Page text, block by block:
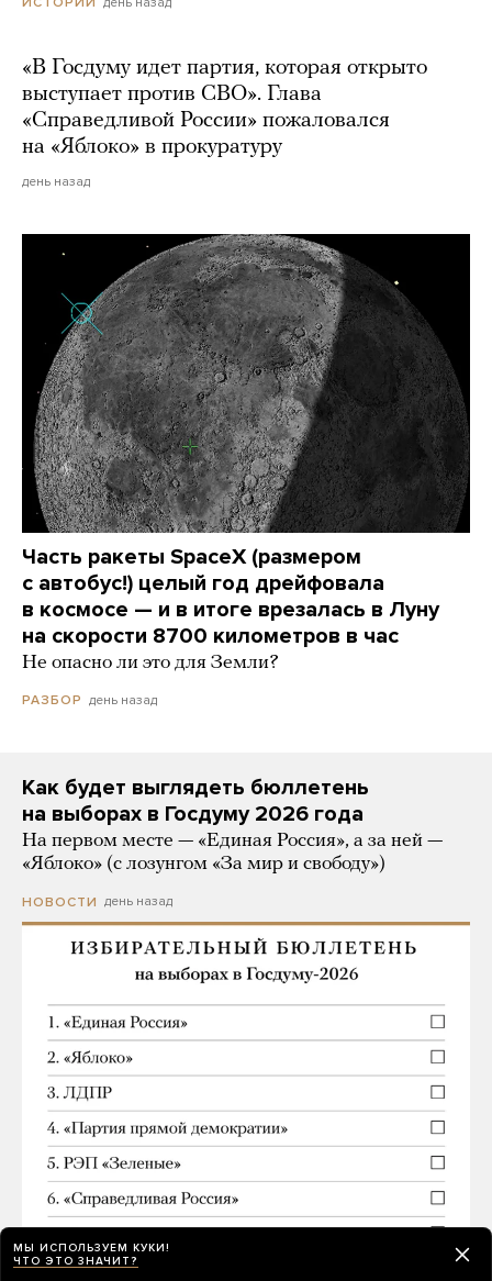
«В Госдуму идет партия, которая открыто
выступает против СВО». Глава
«Справедливой России» пожаловался
на «Яблоко» в прокуратуру
день назад
Часть ракеты SpaceX (размером
с автобус!) целый год дрейфовала
в космосе — и в итоге врезалась в Луну
на скорости 8700 километров в час
Не опасно ли это для Земли?
РАЗБОР день назад
Как будет выглядеть бюллетень
на выборах в Госдуму 2026 года
На первом месте — «Единая Россия», а за ней —
«Яблоко» (с лозунгом «За мир и свободу»)
НОВОСТИ день назад
МЫ ИСПОЛЬЗУЕМ КУКИ!
ЧТО ЭТО ЗНАЧИТ?